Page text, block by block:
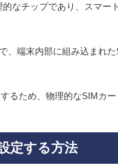
なチップであり、スマー
、端末内部に組み込まれ
るため、物理的なSIMカ
定する方法